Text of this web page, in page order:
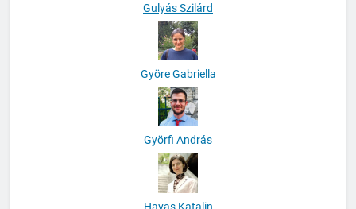
Gulyás Szilárd
Györe Gabriella
Györfi András